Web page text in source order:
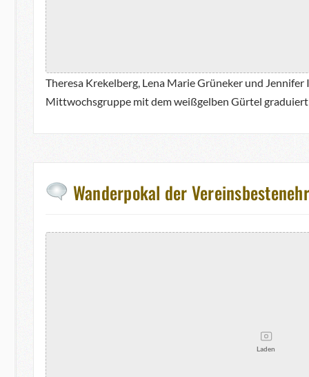
Theresa Krekelberg, Lena Marie Grüneker und
Mittwochsgruppe mit dem weißgelben Gürtel
Wanderpokal der
Laden